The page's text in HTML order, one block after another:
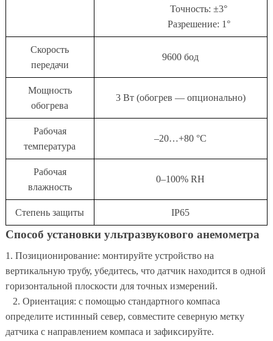
Точность: ±3°
Разрешение: 1°
Скорость
передачи
9600 бод
Мощность
обогрева
3 Вт (обогрев — опционально)
Рабочая
температура
–20…+80 °C
Рабочая
влажность
0–100% RH
Степень защиты IP65
Способ установки ультразвукового анемометра
1. Позиционирование: монтируйте устройство на
вертикальную трубу, убедитесь, что датчик находится в одной
горизонтальной плоскости для точных измерений.
2. Ориентация: с помощью стандартного компаса
определите истинный север, совместите северную метку
датчика с направлением компаса и зафиксируйте.